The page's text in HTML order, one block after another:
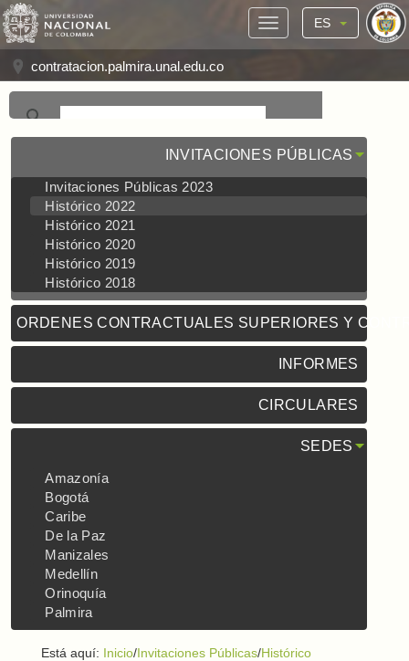
ES
contratacion.palmira.unal.edu.co
INVITACIONES PÚBLICAS
Invitaciones Públicas 2023
Histórico 2022
Histórico 2021
Histórico 2020
Histórico 2019
Histórico 2018
ORDENES CONTRACTUALES SUPERIORES Y
INFORMES
CIRCULARES
SEDES
Amazonía
Bogotá
Caribe
De la Paz
Manizales
Medellín
Orinoquía
Palmira
Está aquí: Inicio/Invitaciones Públicas/Histórico